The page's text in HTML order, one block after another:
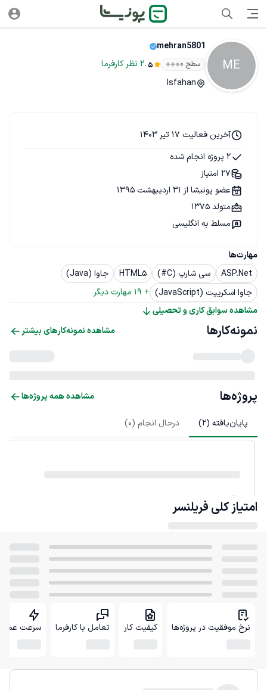
ME
mehran5801
سطح ۰ 5
.
2 نظر کارفرما
Isfahan
مهارت‌ها
ASP.Net
سی شارپ (C#) HTML5
جاوا (Java)
جاوا اسکریپت (JavaScript)
+
19 مهارت دیگر
مشاهده سوابق کاری و تحصیلی
آخرین فعالیت 17 تیر 1403
2 پروژه انجام شده
27 امتیاز
عضو پونیشا از 31 اردیبهشت 1395
متولد 1375
مسلط به انگلیسی
نمونه‌کارها مشاهده نمونه‌کارهای بیشتر
پروژه‌ها مشاهده همه پروژه‌ها
پایان‌یافته (2
) درحال انجام (0
)
امتیاز کلی فریلنسر
نرخ موفقیت در پروژه‌ها کیفیت کار تعامل با کارفرما سرعت عمل